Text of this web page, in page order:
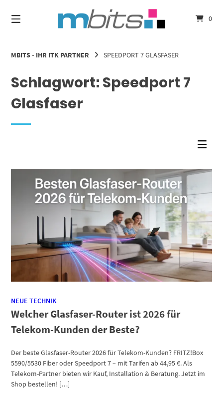
zum
Inhalt
0
MBITS - IHR ITK PARTNER SPEEDPORT 7 GLASFASER
Schlagwort: Speedport 7
Glasfaser
NEUE TECHNIK
Welcher Glasfaser-Router ist 2026 für
Telekom-Kunden der Beste?
Der beste Glasfaser-Router 2026 für Telekom-Kunden? FRITZ!Box
5590/5530 Fiber oder Speedport 7 – mit Tarifen ab 44,95 €. Als
Telekom-Partner bieten wir Kauf, Installation & Beratung. Jetzt im
Shop bestellen! […]